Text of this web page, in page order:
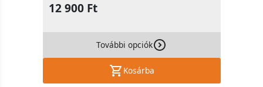
12 900 Ft
További opciók
Kosárba